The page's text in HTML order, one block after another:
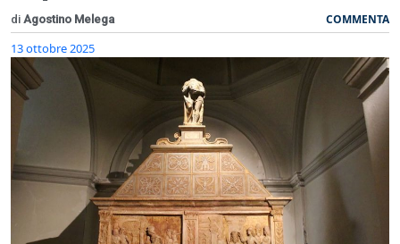
di Agostino Melega COMMENTA
13 ottobre 2025